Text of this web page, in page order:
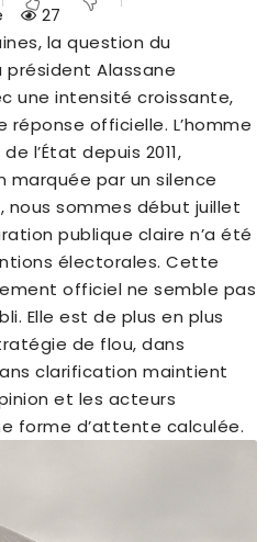
27
la question du
Alassane
une intensité croissante,
réponse officielle. L’homme
l’État depuis 2011,
par un silence
nous sommes début juillet
publique claire n’a été
électorales. Cette
officiel ne semble pas
Elle est de plus en plus
de flou, dans
clarification maintient
et les acteurs
forme d’attente calculée.